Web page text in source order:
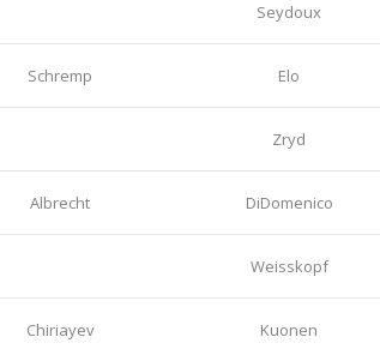
Seydoux
Schremp Elo
Zryd
Albrecht DiDomenico
Weisskopf
Chiriayev Kuonen